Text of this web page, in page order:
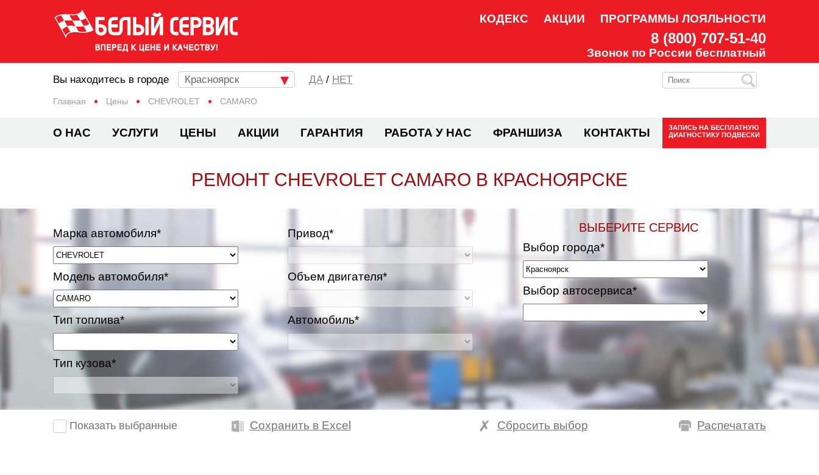
КОДЕКС АКЦИИ ПРОГРАММЫ ЛОЯЛЬНОСТИ
8 (800) 707-51-40
Звонок по России бесплатный
Главная Цены CHEVROLET CAMARO
Вы находитесь в городе Красноярск / НЕТ
О НАС УСЛУГИ ЦЕНЫ АКЦИИ ГАРАНТИЯ РАБОТА У НАС ФРАНШИЗА КОНТАКТЫ ЗАПИСЬ НА БЕСПЛАТНУЮ
ДИАГНОСТИКУ ПОДВЕСКИ
РЕМОНТ CHEVROLET CAMARO В КРАСНОЯРСКЕ
Марка автомобиля*
Модель автомобиля*
Тип топлива*
Тип кузова*
Привод*
Объем двигателя*
Автомобиль*
ВЫБЕРИТЕ СЕРВИС
Выбор города*
Выбор автосервиса*
Показать выбранные Сохранить в Excel Распечатать
Сбросить выбор